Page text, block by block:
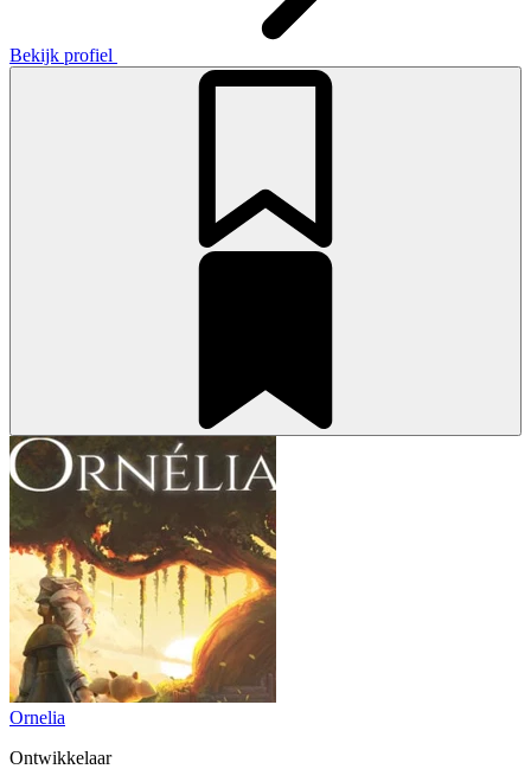
Bekijk profiel
Ornelia
Ontwikkelaar